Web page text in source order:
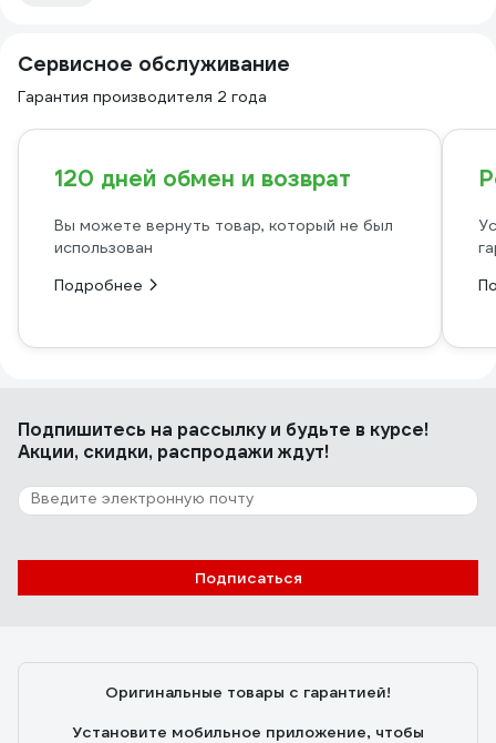
Сервисное обслуживание
Гарантия производителя 2 года
120 дней обмен и возврат
Вы можете вернуть товар, который не был
использован
Подробнее
Подпишитесь на рассылкуи будьте в курсе!
Акции, скидки, распродажи ждут!
Подписаться
Оригинальные товары с гарантией!
Установите мобильное приложение, чтобы